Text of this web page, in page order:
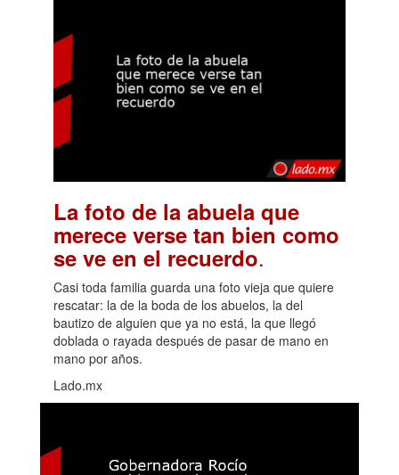
La foto de la abuela que
merece verse tan bien como
se ve en el recuerdo.
Casi toda familia guarda una foto vieja que quiere
rescatar: la de la boda de los abuelos, la del
bautizo de alguien que ya no está, la que llegó
doblada o rayada después de pasar de mano en
mano por años.
Lado.mx